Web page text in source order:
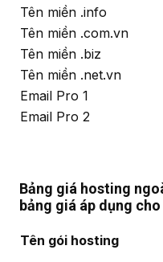
Tên miền .info
Tên miền .com.vn
Tên miền .biz
Tên miền .net.vn
Email Pro 1
Email Pro 2
Bảng giá hosting
bảng giá áp dụng
Tên gói hosting